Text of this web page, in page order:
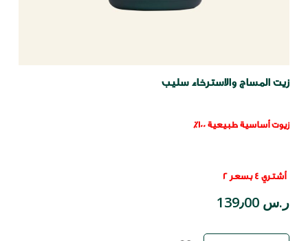
زيت المساج والاسترخاء سليب
زيوت أساسية طبيعية 100٪
أشتري 4 بسعر 2
ر.س 139٫00